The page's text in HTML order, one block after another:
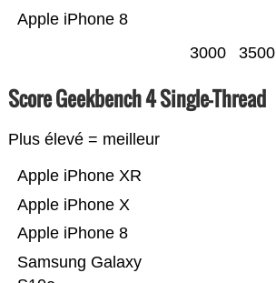
Apple iPhone 8
3000 3500
Score Geekbench 4 Single-Thread
Plus élevé = meilleur
Samsung Galaxy
Apple iPhone 8
Apple iPhone X
Apple iPhone XR